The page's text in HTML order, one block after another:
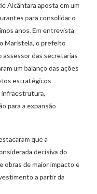
Alcântara aposta em um
para consolidar o
anos. Em entrevista
Maristela, o prefeito
assessor das secretarias
um balanço das ações
estratégicos
infraestrutura,
para a expansão
que a
decisiva do
obras de maior impacto e
a partir da